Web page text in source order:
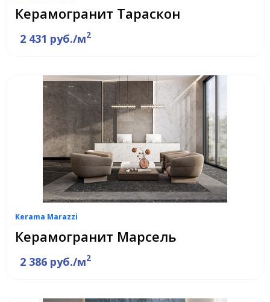
Керамогранит Тараскон
2 431 руб./м2
Kerama Marazzi
Керамогранит Марсель
2 386 руб./м2